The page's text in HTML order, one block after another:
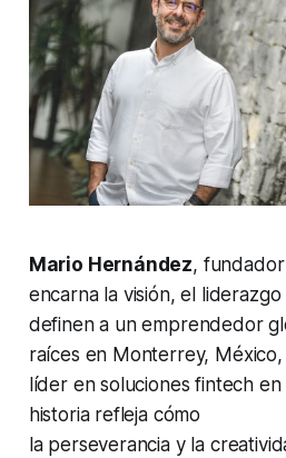
Mario Hernández, fundador
encarna la visión, el
definen a un emprendedor
raíces en Monterrey,
líder en soluciones fintech
historia refleja cómo
la perseverancia y la